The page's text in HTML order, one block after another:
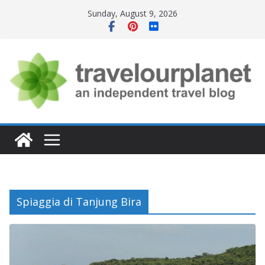
Sunday, August 9, 2026
Spiaggia di Tanjung Bira